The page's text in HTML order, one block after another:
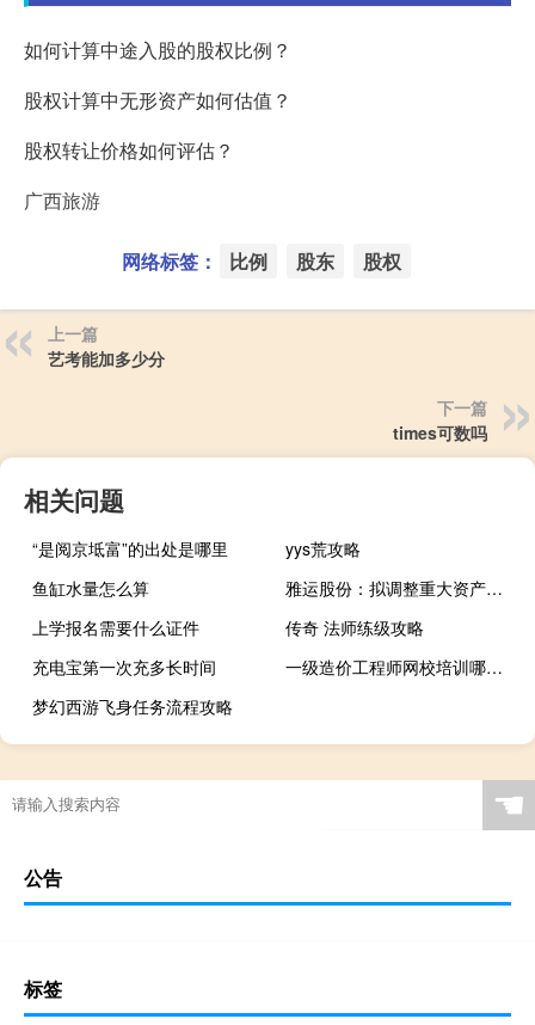
如何计算中途入股的股权比例？
股权计算中无形资产如何估值？
股权转让价格如何评估？
广西旅游
网络标签： 比例 股东 股权
上一篇
艺考能加多少分
下一篇
times可数吗
相关问题
“是阅京坻富”的出处是哪里
yys荒攻略
鱼缸水量怎么算
雅运股份：拟调整重大资产重组方案股票明起停牌
上学报名需要什么证件
传奇 法师练级攻略
充电宝第一次充多长时间
一级造价工程师网校培训哪个最好
梦幻西游飞身任务流程攻略
☚
公告
标签